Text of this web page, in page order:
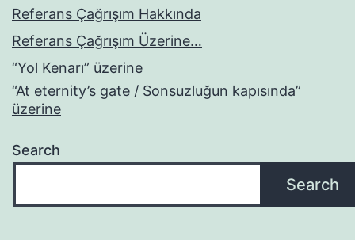
Referans Çağrışım Hakkında
Referans Çağrışım Üzerine…
“Yol Kenarı” üzerine
“At eternity’s gate / Sonsuzluğun kapısında”
üzerine
Search
Search